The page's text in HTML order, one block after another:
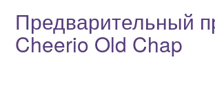
Предварительный
Cheerio Old Chap